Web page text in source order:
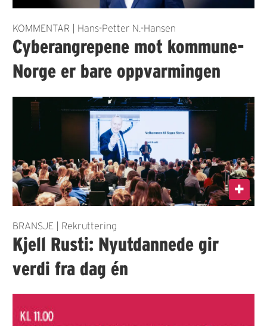
KOMMENTAR | Hans-Petter N.-Hansen
Cyberangrepene mot kommune-
Norge er bare oppvarmingen
BRANSJE | Rekruttering
Kjell Rusti: Nyutdannede gir
verdi fra dag én